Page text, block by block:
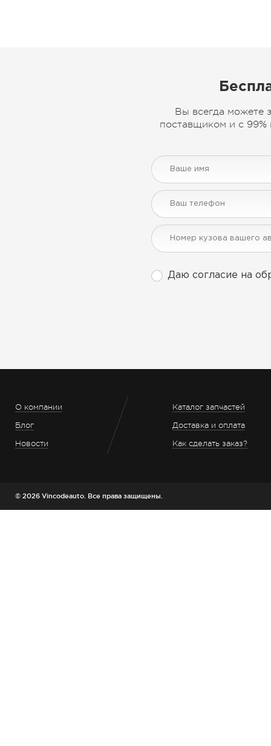
Вы всегда можете
поставщиком и с 99%
Даю согласие на
О компании
Блог
Новости
Каталог запчастей
Доставка и оплата
Как сделать заказ?
© 2026 Vincodeauto. Все права защищены.